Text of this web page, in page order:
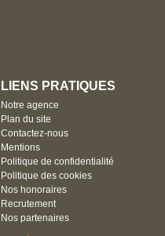
LIENS PRATIQUES
Notre agence
Plan du site
Contactez-nous
Mentions
Politique de confidentialité
Politique des cookies
Nos honoraires
Recrutement
Nos partenaires